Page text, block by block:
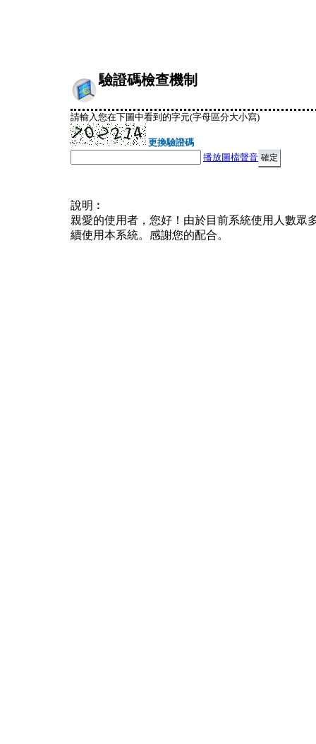
驗證碼檢查機制
請輸入您在下圖中看到的字元(字母區分大小寫)
更換驗證碼
播放圖檔聲音
說明︰
親愛的使用者，您好！由於目前系統使用人數眾
續使用本系統。感謝您的配合。